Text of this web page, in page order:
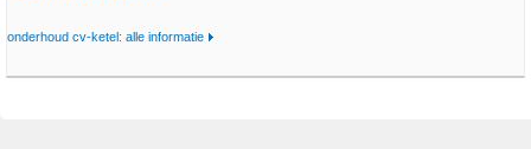
onderhoud cv-ketel: alle informatie